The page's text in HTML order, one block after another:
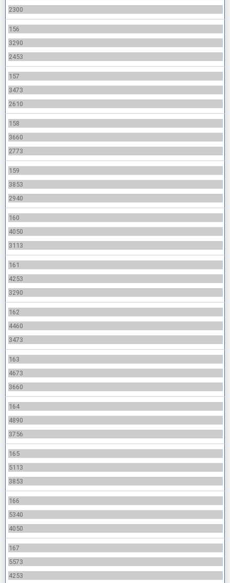
2300
156
3290
2453
157
3473
2610
158
3660
2773
159
3853
2940
160
4050
3113
161
4253
3290
162
4460
3473
163
4673
3660
164
4890
3756
165
5113
3853
166
5340
4050
167
5573
4253